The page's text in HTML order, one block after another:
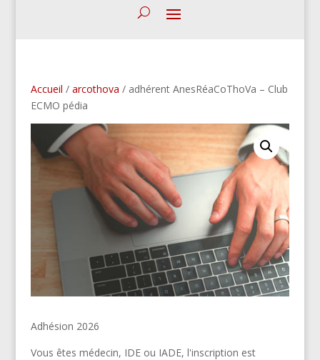
Accueil / arcothova / adhérent AnesRéaCoThoVa – Club
ECMO pédia
Adhésion 2026
Vous êtes médecin, IDE ou IADE, l'inscription est